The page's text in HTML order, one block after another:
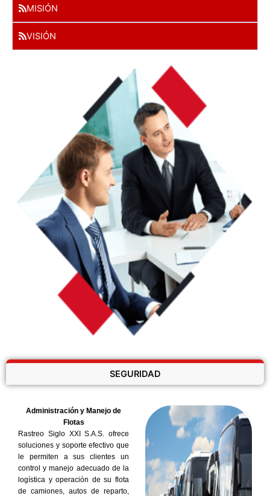
MISIÓN
VISIÓN
SEGURIDAD
Administración y Manejo de
Flotas
Rastreo Siglo XXI S.A.S. ofrece
soluciones y soporte efectivo que
le permiten a sus clientes un
control y manejo adecuado de la
logística y operación de su flota
de camiones, autos de reparto,